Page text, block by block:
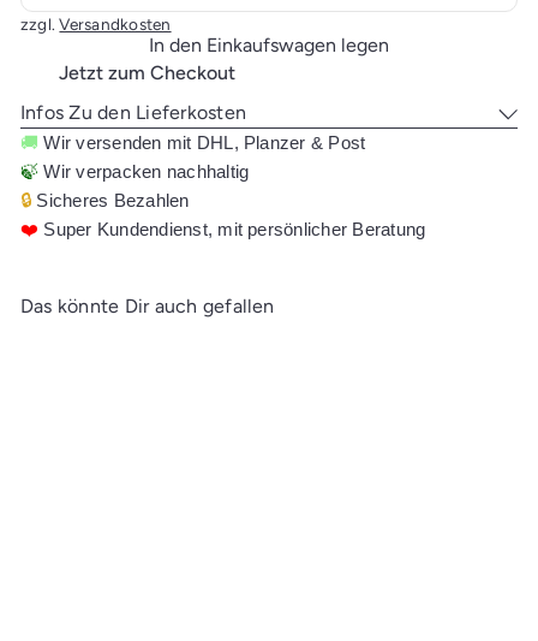
zzgl.Versandkosten
In den Einkaufswagen legen
Jetzt zum Checkout
Infos Zu den Lieferkosten
🚚 Wir versenden mit DHL, Planzer & Post
🍃 Wir verpacken nachhaltig
🔒 Sicheres Bezahlen
❤️ Super Kundendienst, mit persönlicher Beratung
Das könnte Dir auch gefallen